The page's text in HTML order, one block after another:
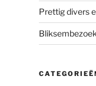
Prettig divers